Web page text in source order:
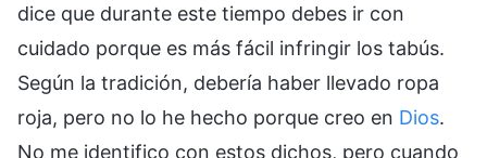
dice que durante este tiempo debes ir con
cuidado porque es más fácil infringir los tabús.
Según la tradición, debería haber llevado ropa
roja, pero no lo he hecho porque creo en Dios.
No me identifico con estos dichos, pero cuando